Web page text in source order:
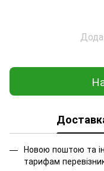
Новою поштою та
тарифам